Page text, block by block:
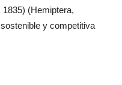
1835) (Hemiptera,
y competitiva